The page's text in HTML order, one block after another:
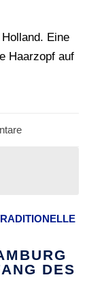
Eine
Haarzopf auf
DES